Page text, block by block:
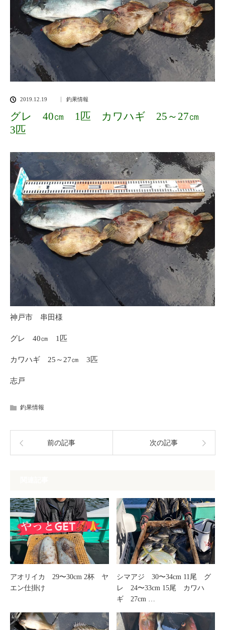
2019.12.19 釣果情報
グレ 40㎝ 1匹 カワハギ 25～27㎝
3匹
神戸市 串田様
グレ 40㎝ 1匹
カワハギ 25～27㎝ 3匹
志戸
釣果情報
前の記事 次の記事
アオリイカ 29〜30cm 2杯 ヤ
エン仕掛け
シマアジ 30〜34cm 11尾 グ
レ 24〜33cm 15尾 カワハ
ギ 27cm …